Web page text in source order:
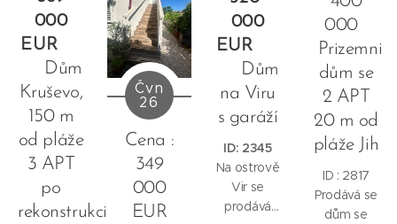
Půdorysná...
přízemí se
nachází
apartmán s
obývacím
pokojem,
kuchyní a
ložnice,
koupelna a
pohodlná
krytá
000
EUR
Dům
Kruševo,
150 m
od pláže
3 APT
po
rekonstrukci
Čvn
26
Cena :
349
000
EUR
000
EUR
Dům
na Viru
s garáží
ID: 2345
Na ostrově
Vir se
prodává
000
Prizemni
dům se
2 APT
20 m od
pláže Jih
ID : 2817
Prodává se
dům se